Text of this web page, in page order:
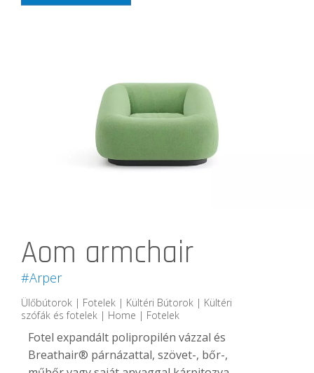
Aom armchair
#Arper
Ülőbútorok | Fotelek | Kültéri Bútorok | Kültéri
szófák és fotelek | Home | Fotelek
Fotel expandált polipropilén vázzal és
Breathair® párnázattal, szövet-, bőr-,